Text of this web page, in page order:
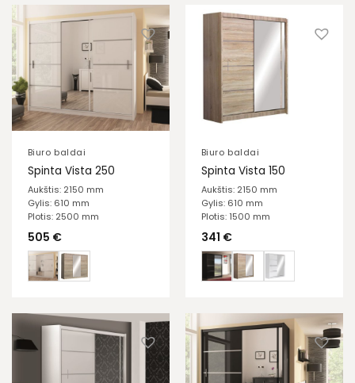
Biuro baldai
Spinta Vista 250
Aukštis: 2150 mm
Gylis: 610 mm
Plotis: 2500 mm
505 €
Biuro baldai
Spinta Vista 150
Aukštis: 2150 mm
Gylis: 610 mm
Plotis: 1500 mm
341 €